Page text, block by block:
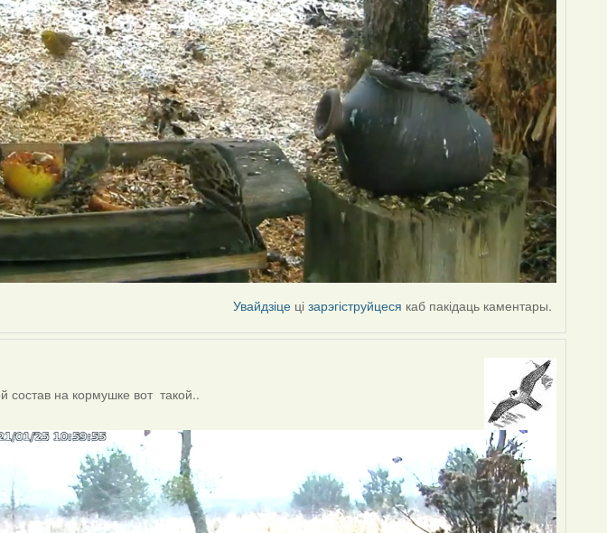
Увайдзіце цізарэгіструйцеся каб пакідаць каментары.
на кормушке вот такой..